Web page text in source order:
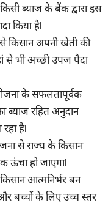
ब्याज के बैंक द्वारा इस
किया हैl
से किसान अपनी खेती की
से भी अच्छी उपज पैदा
के सफलतापूर्वक
ब्याज रहित अनुदान
हैl
से राज्य के किसान
ऊंचा हो जाएगाl
आत्मनिर्भर बन
बच्चों के लिए उच्च स्तर